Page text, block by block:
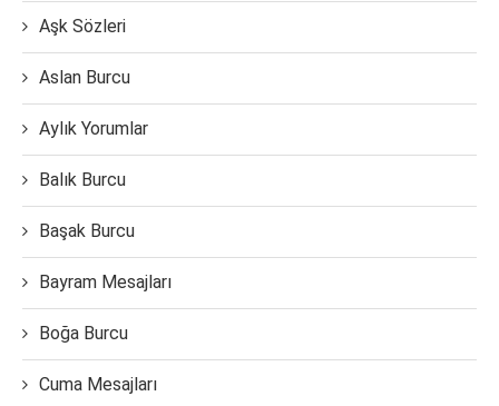
Aşk Sözleri
Aslan Burcu
Aylık Yorumlar
Balık Burcu
Başak Burcu
Bayram Mesajları
Boğa Burcu
Cuma Mesajları